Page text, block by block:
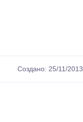
Создано: 25/11/2013